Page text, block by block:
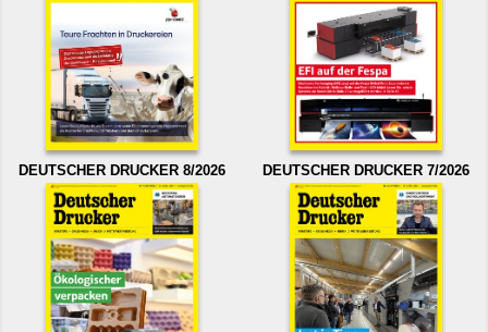
DEUTSCHER DRUCKER 8/2026 DEUTSCHER DRUCKER 7/2026